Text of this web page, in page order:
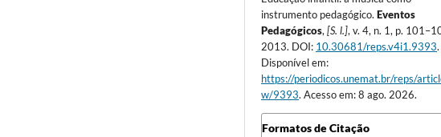
instrumento pedagógico.Eventos
Pedagógicos,[S. l.], v. 4, n. 1, p.
2013. DOI: 10.30681/reps.v4i1.9393.
Disponível em:
https://periodicos.unemat.br/reps/
w/9393. Acesso em: 8 ago. 2026.
Formatos de Citação